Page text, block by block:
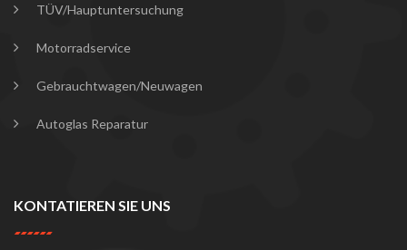
TÜV/Hauptuntersuchung
Motorradservice
Gebrauchtwagen/Neuwagen
Autoglas Reparatur
KONTATIEREN SIE UNS